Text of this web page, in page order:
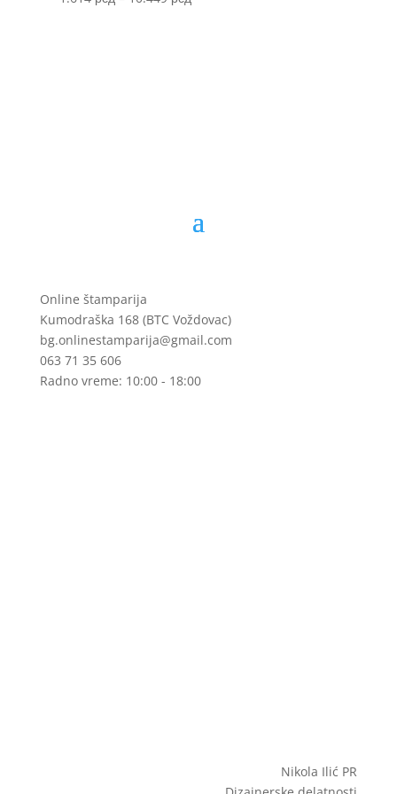
Online štamparija
Kumodraška 168 (BTC Voždovac)
bg.onlinestamparija@gmail.com
063 71 35 606
Radno vreme: 10:00 - 18:00
Nikola Ilić PR